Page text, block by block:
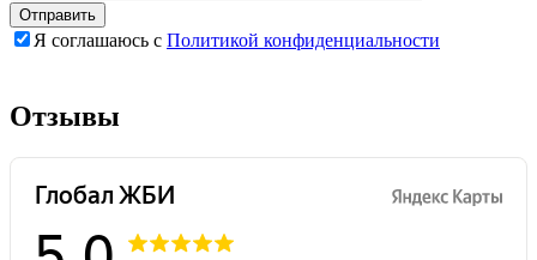
Я соглашаюсь с Политикой конфиденциальности
поле
пустым.
поле
пустым.
Отзывы